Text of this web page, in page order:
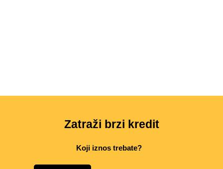
Zatraži brzi kredit
Koji iznos trebate?